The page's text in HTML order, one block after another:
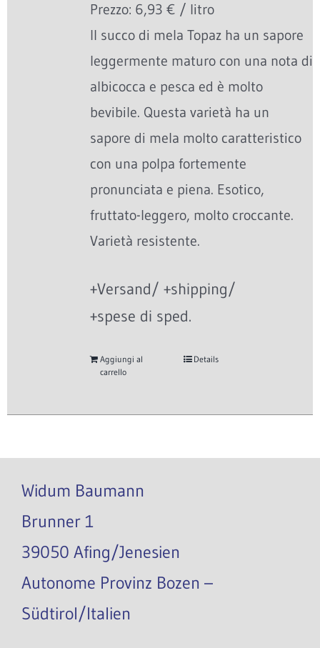
Prezzo: 6,93 € / litro
Il succo di mela Topaz ha un sapore
leggermente maturo con una nota di
albicocca e pesca ed è molto
bevibile. Questa varietà ha un
sapore di mela molto caratteristico
con una polpa fortemente
pronunciata e piena. Esotico,
fruttato-leggero, molto croccante.
Varietà resistente.
+Versand/ +shipping/
+spese di sped.
Aggiungi al
carrello
Details
Widum Baumann
Brunner 1
39050 Afing/Jenesien
Autonome Provinz Bozen –
Südtirol/Italien